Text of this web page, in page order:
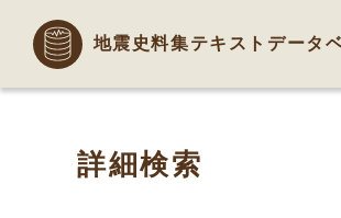
地震史料集テキストデータ
詳細検索